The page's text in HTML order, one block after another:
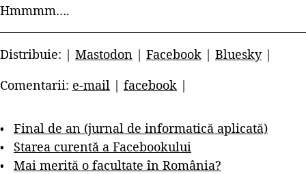
Hmmmm….
Distribuie: | Mastodon | Facebook | Bluesky|
Comentarii: e-mail | facebook |
Final de an (jurnal de informatică aplicată)
Starea curentă a Facebookului
Mai merită o facultate în România?